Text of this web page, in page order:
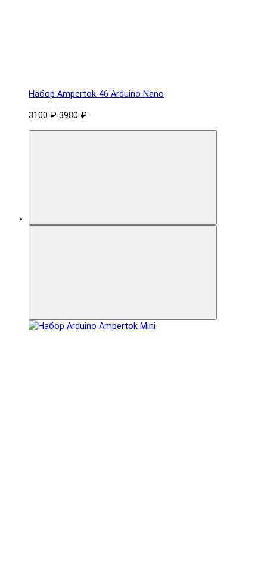
Набор Ampertok-46 Arduino Nano
3100 ₽ 3980 ₽